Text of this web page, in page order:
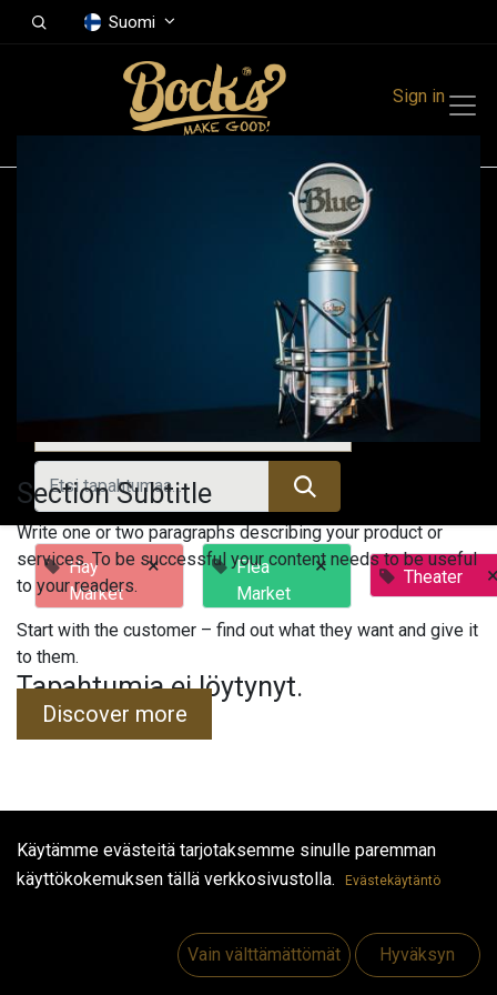
Suomi
Sign in
Tulevat tapahtumat
Hay
Market
×
Flea
Market
× Theater
Tapahtumia ei löytynyt.
Hyödyllisiä linkkejä
Section Subtitle
Write one or two paragraphs describing your product or
services. To be successful your content needs to be useful
to your readers.
Start with the customer – find out what they want and give it
to them.
Discover more
Käytämme evästeitä tarjotaksemme sinulle paremman
käyttökokemuksen tällä verkkosivustolla.
Evästekäytäntö
Vain välttämättömät Hyväksyn